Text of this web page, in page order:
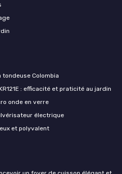
Colombia
: efficacité et praticité au jardin
onde en verre
électrique
et polyvalent